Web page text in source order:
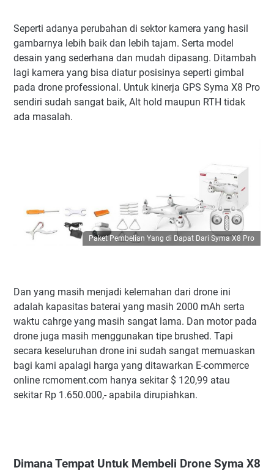
Seperti adanya perubahan di sektor kamera yang hasil
gambarnya lebih baik dan lebih tajam. Serta model
desain yang sederhana dan mudah dipasang. Ditambah
lagi kamera yang bisa diatur posisinya seperti gimbal
pada drone professional. Untuk kinerja GPS Syma X8 Pro
sendiri sudah sangat baik, Alt hold maupun RTH tidak
ada masalah.
Paket Pembelian Yang di Dapat Dari Syma X8 Pro
Dan yang masih menjadi kelemahan dari drone ini
adalah kapasitas baterai yang masih 2000 mAh serta
waktu cahrge yang masih sangat lama. Dan motor pada
drone juga masih menggunakan tipe brushed. Tapi
secara keseluruhan drone ini sudah sangat memuaskan
bagi kami apalagi harga yang ditawarkan E-commerce
online rcmoment.com hanya sekitar $ 120,99 atau
sekitar Rp 1.650.000,- apabila dirupiahkan.
Dimana Tempat Untuk Membeli Drone Syma X8